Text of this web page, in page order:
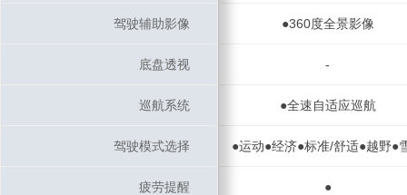
驾驶辅助影像 ●360度全景影像
底盘透视 -
巡航系统 ●全速自适应巡航
驾驶模式选择 ●运动●经济●标准/舒适●越野●
疲劳提醒 ●
驾驶辅助影像
底盘透视
巡航系统
驾驶模式选择
疲劳提醒